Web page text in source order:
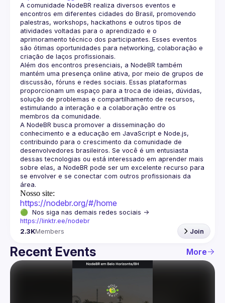
A comunidade NodeBR realiza diversos eventos e
encontros em diferentes cidades do Brasil, promovendo
palestras, workshops, hackathons e outros tipos de
atividades voltadas para o aprendizado e o
aprimoramento técnico dos participantes. Esses eventos
são ótimas oportunidades para networking, colaboração e
Além dos encontros presenciais, a NodeBR também
mantém uma presença online ativa, por meio de grupos de
discussão, fóruns e redes sociais. Essas plataformas
proporcionam um espaço para a troca de ideias, dúvidas,
solução de problemas e compartilhamento de recursos,
estimulando a interação e a colaboração entre os
A NodeBR busca promover a disseminação do
conhecimento e a educação em JavaScript e Node.js,
contribuindo para o crescimento da comunidade de
desenvolvedores brasileiros. Se você é um entusiasta
dessas tecnologias ou está interessado em aprender mais
sobre elas, a NodeBR pode ser um excelente recurso para
se envolver e se conectar com outros profissionais da
Nosso site:
https://nodebr.org/#/home
https://linktr.ee/nodebr
2.3KMembers Join
Recent Events More